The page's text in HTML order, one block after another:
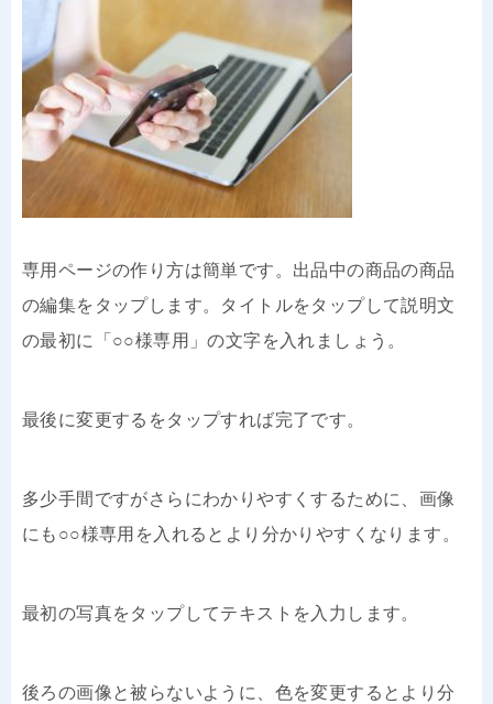
専用ページの作り方は簡単です。出品中の商品の商品
の編集をタップします。タイトルをタップして説明文
の最初に「○○様専用」の文字を入れましょう。
最後に変更するをタップすれば完了です。
多少手間ですがさらにわかりやすくするために、画像
にも○○様専用を入れるとより分かりやすくなります。
最初の写真をタップしてテキストを入力します。
後ろの画像と被らないように、色を変更するとより分